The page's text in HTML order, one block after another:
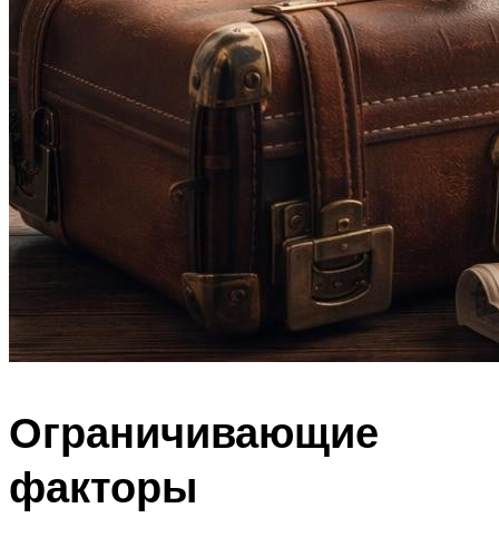
Ограничивающие
факторы